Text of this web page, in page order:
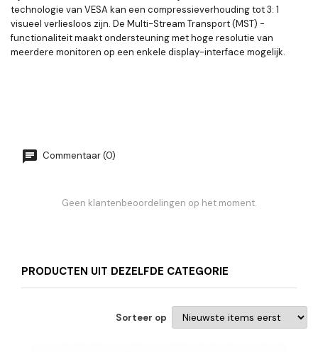
technologie van VESA kan een compressieverhouding tot 3: 1
visueel verliesloos zijn. De Multi-Stream Transport (MST) -
functionaliteit maakt ondersteuning met hoge resolutie van
meerdere monitoren op een enkele display-interface mogelijk.
Commentaar (0)
Geen klantenbeoordelingen op het moment.
PRODUCTEN UIT DEZELFDE CATEGORIE
Sorteer op